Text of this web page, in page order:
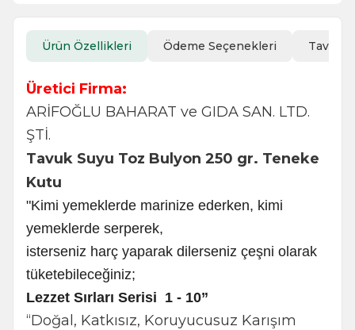
Ürün Özellikleri Ödeme Seçenekleri Tavsiye
Üretici Firma:
ARİFOĞLU BAHARAT ve GIDA SAN. LTD.
ŞTİ.
Tavuk Suyu Toz Bulyon 250 gr. Teneke
Kutu
"Kimi yemeklerde marinize ederken, kimi
yemeklerde serperek,
isterseniz harç yaparak dilerseniz çeşni olarak
tüketebileceğiniz;
Lezzet Sırları Serisi 1 - 10”
“Doğal, Katkısız, Koruyucusuz Karışım